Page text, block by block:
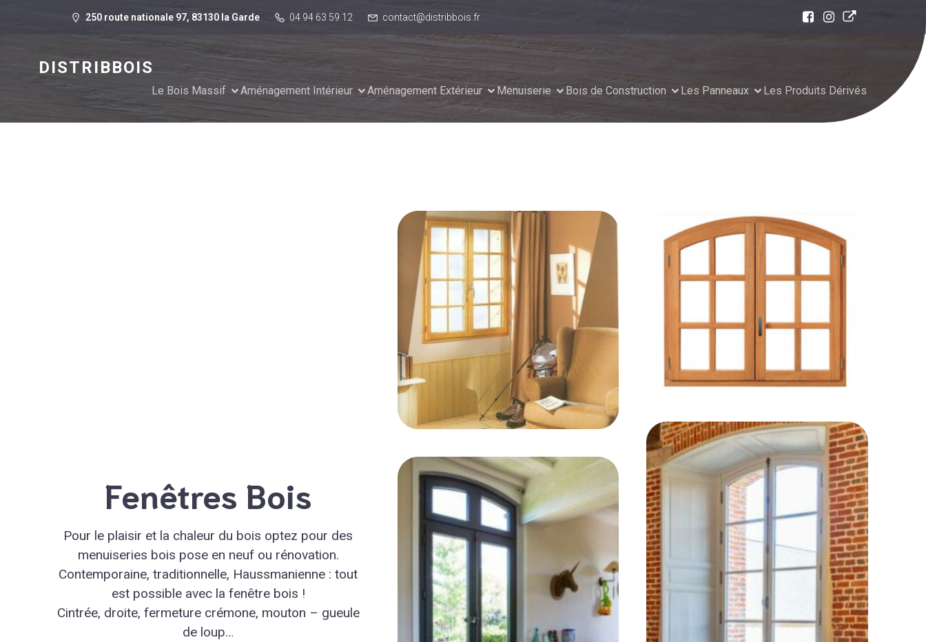
250 route nationale 97, 83130 la Garde 04 94 63 59 12 contact@distribbois.fr
DISTRIBBOIS
Le Bois Massif Aménagement Intérieur Aménagement Extérieur Menuiserie Bois de Construction Les Panneaux Les Produits Dérivés
Fenêtres Bois
Pour le plaisir et la chaleur du bois optez pour des
menuiseries bois pose en neuf ou rénovation.
Contemporaine, traditionnelle, Haussmanienne : tout
est possible avec la fenêtre bois !
Cintrée, droite, fermeture crémone, mouton – gueule
de loup…